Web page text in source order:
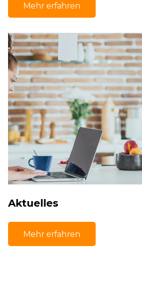
Mehr erfahren
Aktuelles
Mehr erfahren